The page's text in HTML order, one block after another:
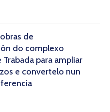
de
do complexo
para ampliar
e convertelo nun